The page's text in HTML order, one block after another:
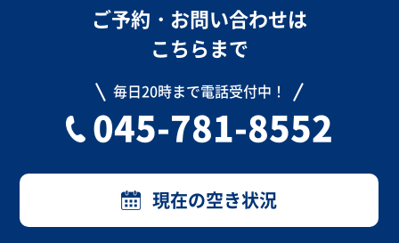
ご予約・お問い合わせは
こちらまで
毎日20時まで電話受付中！
045-781-8552
現在の空き状況